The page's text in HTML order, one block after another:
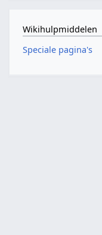
Wikihulpmiddelen
Speciale pagina's